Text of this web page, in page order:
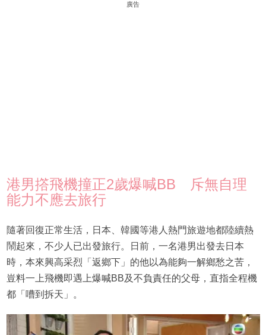
廣告
港男撘飛機撞正2歲爆喊BB 斥無自理
能力不應去旅行
隨著回復正常生活，日本、韓國等港人熱門旅遊地都陸續熱
鬧起來，不少人已出發旅行。日前，一名港男出發去日本
時，本來興高采烈「返鄉下」的他以為能夠一解鄉愁之苦，
豈料一上飛機即遇上爆喊BB及不負責任的父母，直指全程機
都「嘈到拆天」。